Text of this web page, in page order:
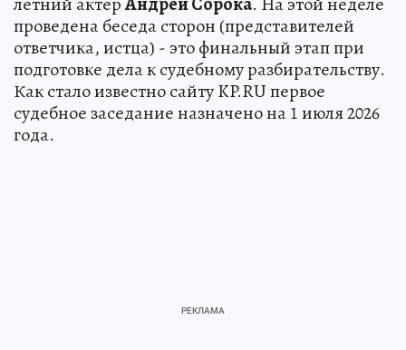
проведена беседа сторон (представителей
ответчика, истца) - это финальный этап при
подготовке дела к судебному разбирательству.
Как стало известно сайту KP.RU первое
судебное заседание назначено на 1 июля 2026
года.